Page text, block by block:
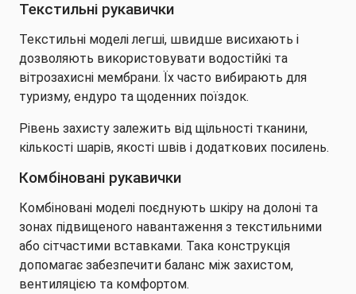
Текстильні рукавички
Текстильні моделі легші, швидше висихають і
дозволяють використовувати водостійкі та
вітрозахисні мембрани. Їх часто вибирають для
туризму, ендуро та щоденних поїздок.
Рівень захисту залежить від щільності тканини,
кількості шарів, якості швів і додаткових посилень.
Комбіновані рукавички
Комбіновані моделі поєднують шкіру на долоні та
зонах підвищеного навантаження з текстильними
або сітчастими вставками. Така конструкція
допомагає забезпечити баланс між захистом,
вентиляцією та комфортом.